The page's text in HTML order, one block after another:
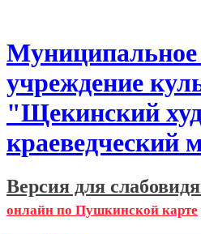
Муниципальное
учреждение
"Щекинский
краеведческий
Версия для
онлайн по Пушкинской карте